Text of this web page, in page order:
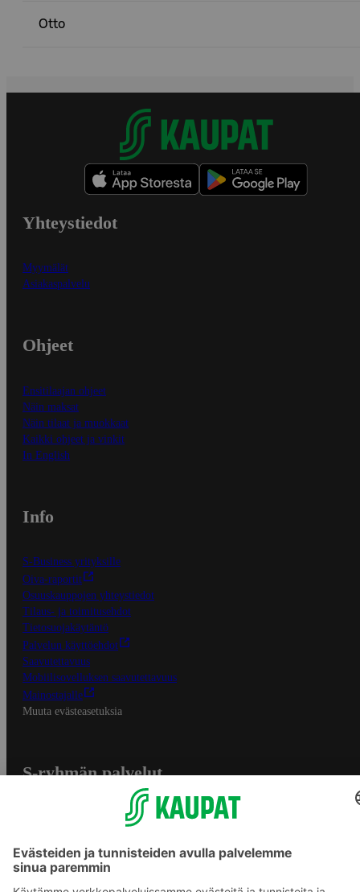
Otto
Yhteystiedot
Myymälät
Asiakaspalvelu
Ohjeet
Ensitilaajan ohjeet
Näin maksat
Näin tilaat ja muokkaat
Kaikki ohjeet ja vinkit
In English
Info
S-Business yrityksille
Oiva-raportit
Osuuskauppojen yhteystiedot
Tilaus- ja toimitusehdot
Tietosuojakäytäntö
Palvelun käyttöehdot
Saavutettavuus
Mobiilisovelluksen saavutettavuus
Mainostajalle
Muuta evästeasetuksia
S-ryhmän palvelut
Yhteishyvä Ruoka -sovellus
S-ostoslista -sovellus